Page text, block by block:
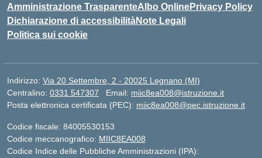
Amministrazione TrasparenteAlbo OnlinePrivacy Policy
Dichiarazione di accessibilitàNote Legali
Politica sui cookie
Indirizzo: Via 20 Settembre, 2 - 20025 Legnano (MI)
Centralino: 0331 547307 Email: miic8ea008@istruzione.it
Posta elettronica certificata (PEC): miic8ea008@pec.istruzione.it
Codice fiscale: 84005530153
Codice meccanografico: MIIC8EA008
Codice Indice delle Pubbliche Amministrazioni (IPA):